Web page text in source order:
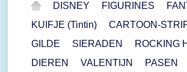
DISNEY FIGURINES
KUIFJE (Tintin)
CARTOON-
GILDE
SIERADEN
ROCKING
DIEREN
VALENTIJN PASEN